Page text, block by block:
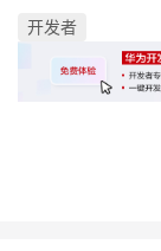
开发者